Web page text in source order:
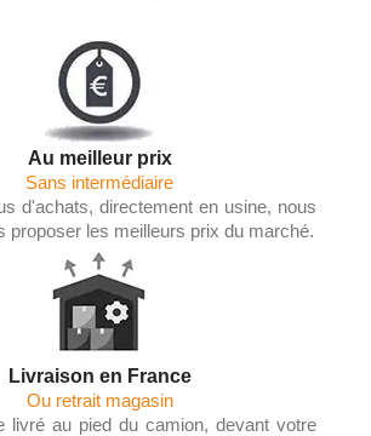
Au meilleur prix
Sans intermédiaire
d'achats, directement en usine, nous
proposer les meilleurs prix du marché.
Livraison en France
Ou retrait magasin
livré au pied du camion, devant votre